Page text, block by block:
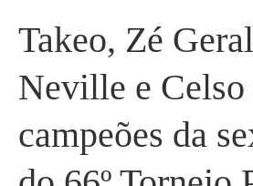
Takeo, Zé
Neville e Celso
campeões da